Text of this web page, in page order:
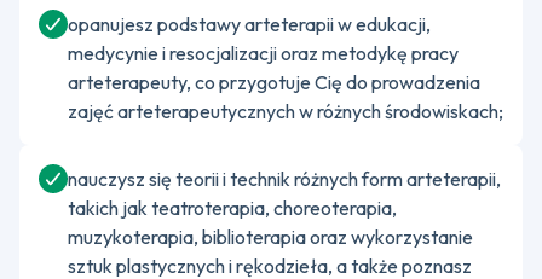
opanujesz podstawy arteterapii w edukacji,
medycynie i resocjalizacji oraz metodykę pracy
arteterapeuty, co przygotuje Cię do prowadzenia
zajęć arteterapeutycznych w różnych środowiskach;
nauczysz się teorii i technik różnych form arteterapii,
takich jak teatroterapia, choreoterapia,
muzykoterapia, biblioterapia oraz wykorzystanie
sztuk plastycznych i rękodzieła, a także poznasz